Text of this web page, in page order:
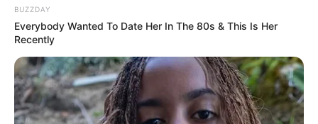
Serem! 9 Chat Ojek Online &
Pelanggan Ini Bikin Auto
Merinding
BUZZDAY
Everybody Wanted To Date Her In The 80s & This Is Her
Recently